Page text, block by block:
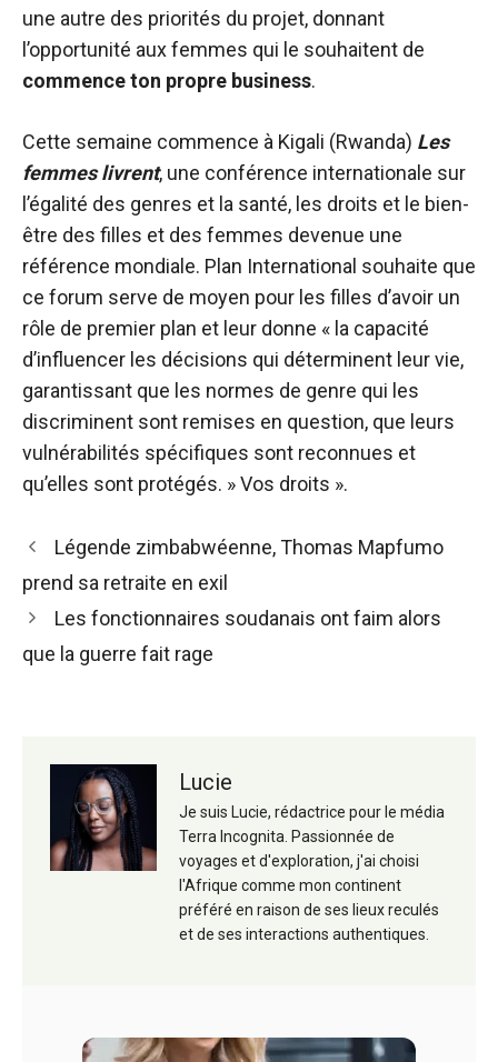
une autre des priorités du projet, donnant
l’opportunité aux femmes qui le souhaitent de
commence ton propre business.
Cette semaine commence à Kigali (Rwanda) Les
femmes livrent, une conférence internationale sur
l’égalité des genres et la santé, les droits et le bien-
être des filles et des femmes devenue une
référence mondiale. Plan International souhaite que
ce forum serve de moyen pour les filles d’avoir un
rôle de premier plan et leur donne « la capacité
d’influencer les décisions qui déterminent leur vie,
garantissant que les normes de genre qui les
discriminent sont remises en question, que leurs
vulnérabilités spécifiques sont reconnues et
qu’elles sont protégés. » Vos droits ».
Navigation
des
Légende zimbabwéenne, Thomas Mapfumo
prend sa retraite en exil
Les fonctionnaires soudanais ont faim alors
que la guerre fait rage
Lucie
Je suis Lucie, rédactrice pour le média
Terra Incognita. Passionnée de
voyages et d'exploration, j'ai choisi
l'Afrique comme mon continent
préféré en raison de ses lieux reculés
et de ses interactions authentiques.